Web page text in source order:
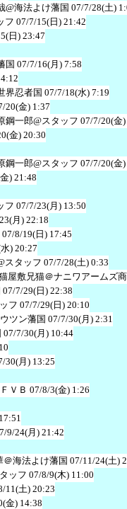
@海法よけ藩国 07/7/28(土)
フ 07/7/15(日) 21:42
日) 23:47
国 07/7/16(月) 7:58
界忍者国 07/7/18(水) 7:19
20(金) 1:37
鋼一郎@スタッフ 07/7/20(金)
金) 20:30
鋼一郎@スタッフ 07/7/20(金)
) 21:48
フ 07/7/23(月) 13:50
月) 22:18
07/8/19(日) 17:45
) 20:27
スタッフ 07/7/28(土) 0:33
屋敷兄猫＠ナニワアームズ
07/7/29(日) 22:38
フ 07/7/29(日) 20:10
ツン藩国 07/7/30(月) 2:31
07/7/30(月) 10:44
30(月) 13:25
ＶＢ 07/8/3(金) 1:26
9/24(月) 21:42
＠海法よけ藩国 07/11/24(土)
ッフ 07/8/9(木) 11:00
11(土) 20:23
金) 14:38